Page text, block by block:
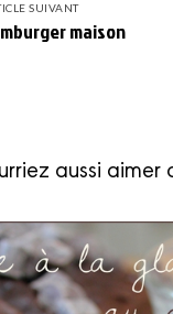
SUIVANT
maison
aussi aimer